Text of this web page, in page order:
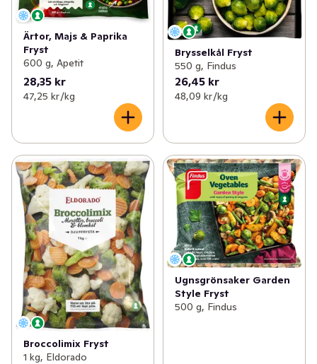
Ärtor, Majs & Paprika
Fryst
600 g, Apetit
28,35 kr
47,25 kr /kg
Brysselkål Fryst
550 g, Findus
26,45 kr
48,09 kr /kg
Broccolimix Fryst
1 kg, Eldorado
Ugnsgrönsaker Garden
Style Fryst
500 g, Findus